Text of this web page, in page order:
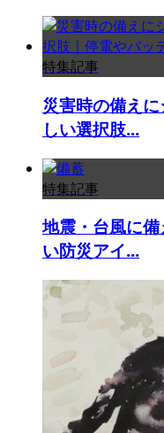
特集記事
災害時の備え
しい選択肢...
特集記事
地震・台風に
い防災アイ...